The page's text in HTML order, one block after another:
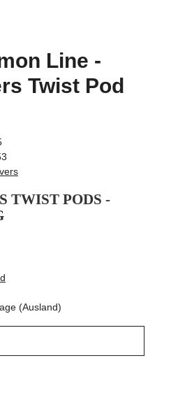
Line -
Twist Pod
TWIST PODS -
(Ausland)